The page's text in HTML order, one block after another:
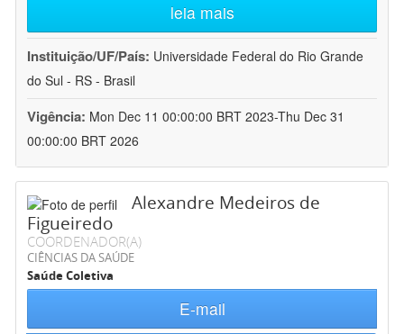
leia mais
Instituição/UF/País: Universidade Federal do Rio Grande
do Sul - RS - Brasil
Vigência: Mon Dec 11 00:00:00 BRT 2023-Thu Dec 31
00:00:00 BRT 2026
Alexandre Medeiros de
Figueiredo
COORDENADOR(A)
CIÊNCIAS DA SAÚDE
Saúde Coletiva
E-mail